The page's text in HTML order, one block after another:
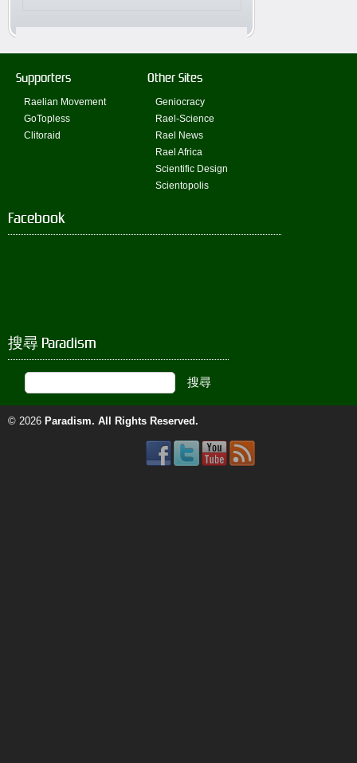
Supporters
Raelian Movement
GoTopless
Clitoraid
Other Sites
Geniocracy
Rael-Science
Rael News
Rael Africa
Scientific Design
Scientopolis
Facebook
搜尋 Paradism
© 2026 Paradism. All Rights Reserved.